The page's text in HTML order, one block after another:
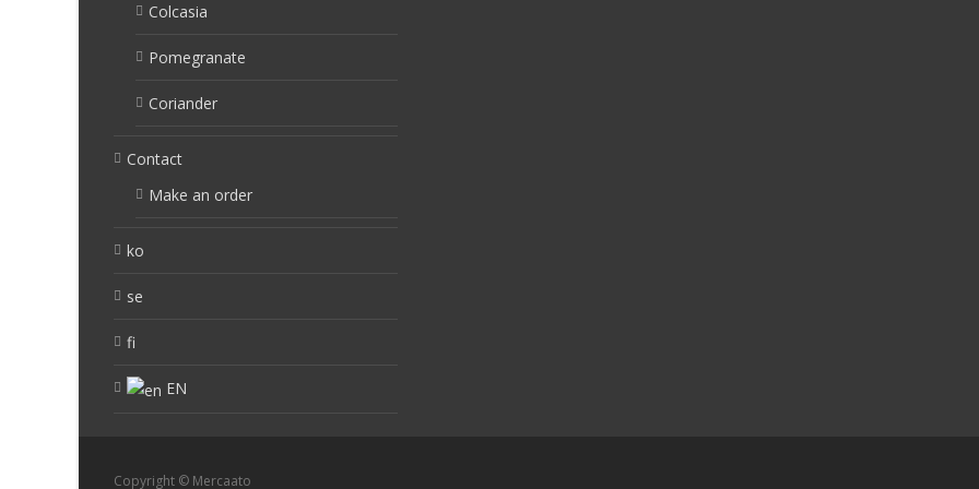
Colcasia
Pomegranate
Coriander
Contact
Make an order
ko
se
fi
EN
Copyright © Mercaato